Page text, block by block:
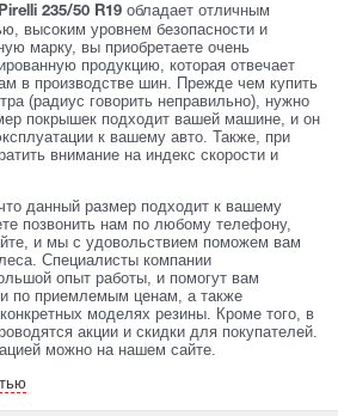
235/50 R19 обладает отличным
высоким уровнем безопасности и
марку, вы приобретаете очень
продукцию, которая отвечает
в производстве шин. Прежде чем купить
(радиус говорить неправильно), нужно
покрышек подходит вашей машине, и он
к вашему авто. Также, при
внимание на индекс скорости и
данный размер подходит к вашему
позвонить нам по любому телефону,
и мы с удовольствием поможем вам
Специалисты компании
опыт работы, и помогут вам
по приемлемым ценам, а также
моделях резины. Кроме того, в
акции и скидки для покупателей.
можно на нашем сайте.